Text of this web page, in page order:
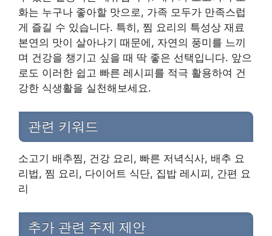
화는 누구나 좋아할 맛으로, 가족 모두가 만족스럽
게 즐길 수 있습니다. 특히, 찜 요리의 특성상 재료
본연의 맛이 살아나기 때문에, 자연의 풍미를 느끼
며 건강을 챙기고 싶을 때 딱 좋은 선택입니다. 앞으
로도 이러한 쉽고 빠른 레시피를 적극 활용하여 건
강한 식생활을 실천해보세요.
관련 키워드
소고기 배추찜, 건강 요리, 빠른 저녁식사, 배추 요
리법, 찜 요리, 다이어트 식단, 집밥 레시피, 간편 요
리
추가 관련 주제 제안